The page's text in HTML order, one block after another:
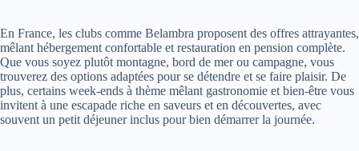
En France, les clubs comme Belambra proposent des offres attrayantes,
mêlant hébergement confortable et restauration en pension complète.
Que vous soyez plutôt montagne, bord de mer ou campagne, vous
trouverez des options adaptées pour se détendre et se faire plaisir. De
plus, certains week-ends à thème mêlant gastronomie et bien-être vous
invitent à une escapade riche en saveurs et en découvertes, avec
souvent un petit déjeuner inclus pour bien démarrer la journée.